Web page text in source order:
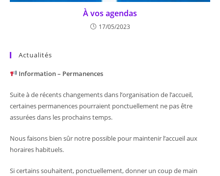
À vos agendas
17/05/2023
Actualités
Information – Permanences
Suite à de récents changements dans l’organisation de l’accueil,
certaines permanences pourraient ponctuellement ne pas être
assurées dans les prochains temps.
Nous faisons bien sûr notre possible pour maintenir l’accueil aux
horaires habituels.
Si certains souhaitent, ponctuellement, donner un coup de main